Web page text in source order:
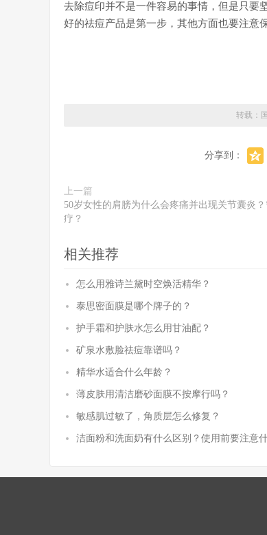
去除痘印并不是一件容易的事情，但是只要
好的祛痘产品是第一步，其他方面也要注意
转载：
分享到：
上一篇
50岁女性的肩膀为什么会疼痛并出现关节囊炎
疗？
相关推荐
怎么用雅诗兰黛时空焕活精华？
泰思密面膜是哪个牌子的？
护手霜和护肤水怎么用甘油配？
矿泉水敷脸祛痘靠谱吗？
精华水适合什么年龄？
薄皮肤用清洁磨砂面膜不按摩行吗？
敏感肌过敏了，角质层怎么修复？
洁面粉和洗面奶有什么区别？使用前要注意